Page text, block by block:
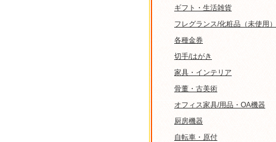
ギフト・生活雑貨
フレグランス/化粧品（未使用）
各種金券
切手/はがき
家具・インテリア
骨董・古美術
オフィス家具/用品・OA機器
厨房機器
自転車・原付